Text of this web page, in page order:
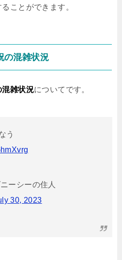
ことができます。
の混雑状況
混雑状況についてです。
う
ーシーの住人
30, 2023